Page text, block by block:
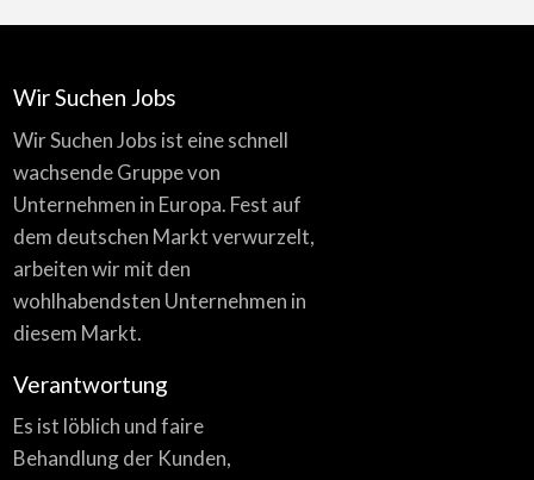
Wir Suchen Jobs
Wir Suchen Jobs ist eine schnell
wachsende Gruppe von
Unternehmen in Europa. Fest auf
dem deutschen Markt verwurzelt,
arbeiten wir mit den
wohlhabendsten Unternehmen in
diesem Markt.
Verantwortung
Es ist löblich und faire
Behandlung der Kunden,